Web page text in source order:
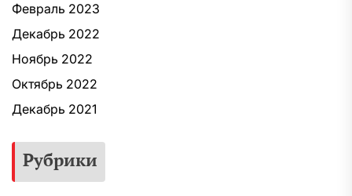
Февраль 2023
Декабрь 2022
Ноябрь 2022
Октябрь 2022
Декабрь 2021
Рубрики